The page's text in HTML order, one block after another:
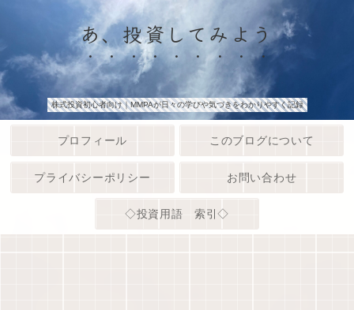
あ、投資してみよう
株式投資初心者向け｜MMPAが日々の学びや気づきをわかりやすく記録
プロフィール このブログについて
プライバシーポリシー お問い合わせ
◇投資用語 索引◇